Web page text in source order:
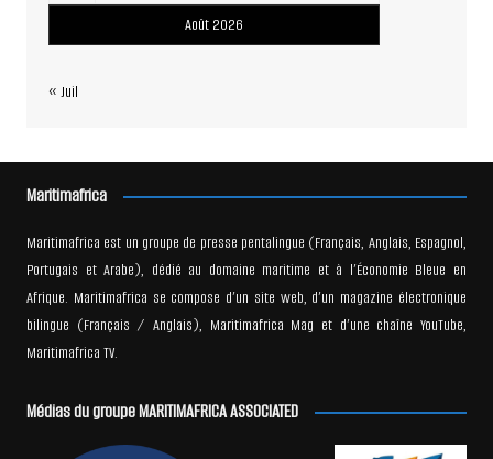
Août 2026
« Juil
Maritimafrica
Maritimafrica est un groupe de presse pentalingue (Français, Anglais, Espagnol,
Portugais et Arabe), dédié au domaine maritime et à l’Économie Bleue en
Afrique. Maritimafrica se compose d’un site web, d’un magazine électronique
bilingue (Français / Anglais), Maritimafrica Mag et d’une chaîne YouTube,
Maritimafrica TV.
Médias du groupe MARITIMAFRICA ASSOCIATED